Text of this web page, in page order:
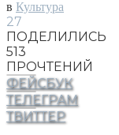
в Культура
27
ПОДЕЛИЛИСЬ
513
ПРОЧТЕНИЙ
ФЕЙСБУК
ТЕЛЕГРАМ
ТВИТТЕР